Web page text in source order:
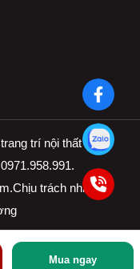
Mua ngay
trí nội thất Hòa
ịu trách nhiệm